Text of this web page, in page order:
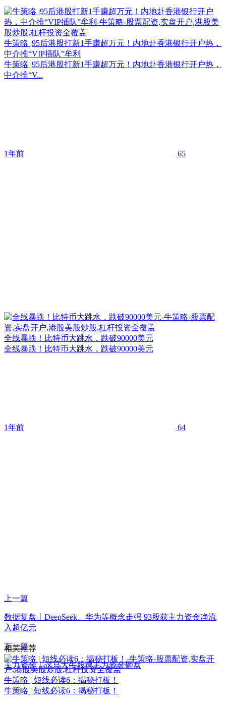
牛策略 |95后港股打新1手赚超万元！内地赴香港银行开户热，
中介推“VIP插队”牟利
牛策略 |95后港股打新1手赚超万元！内地赴香港银行开户热，
中介推“V...
1年前 65
全线暴跌！比特币大跳水，跌破90000美元
全线暴跌！比特币大跳水，跌破90000美元
1年前 64
上一篇
数据复盘丨DeepSeek、华为等概念走强 93股获主力资金净流
入超亿元
下一篇
主力资金丨这只大牛股遭主力资金砸盘
相关推荐
牛策略 | 短线必读6：揭秘打板！
牛策略 | 短线必读6：揭秘打板！